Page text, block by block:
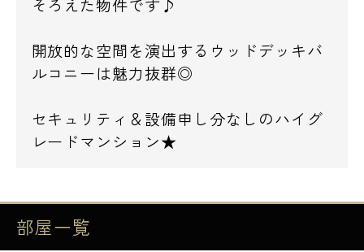
そろえた物件です♪
開放的な空間を演出するウッドデッキバ
ルコニーは魅力抜群◎
セキュリティ＆設備申し分なしのハイグ
レードマンション★
部屋一覧